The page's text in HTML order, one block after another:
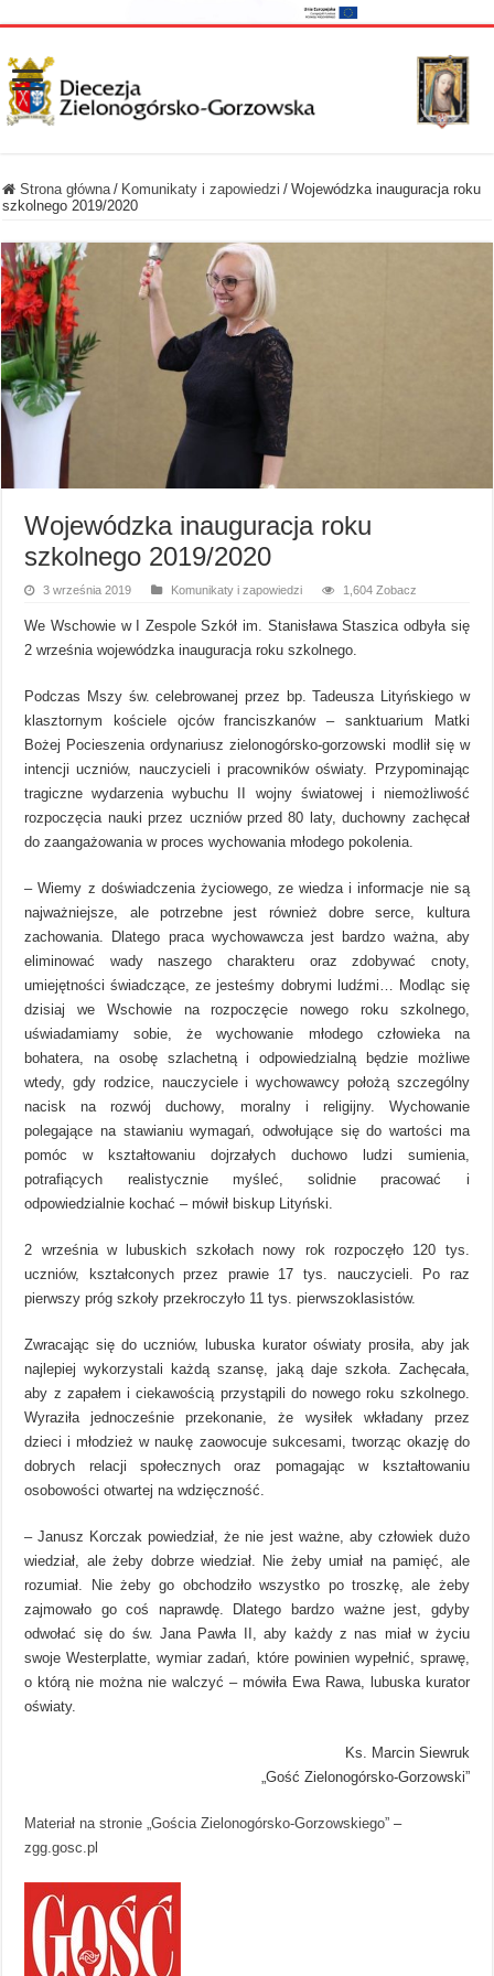
Strona główna / Komunikaty i zapowiedzi / Wojewódzka inauguracja roku
szkolnego 2019/2020
Wojewódzka inauguracja roku
szkolnego 2019/2020
3 września 2019 Komunikaty i zapowiedzi 1,604 Zobacz
We Wschowie w I Zespole Szkół im. Stanisława Staszica odbyła się
2 września wojewódzka inauguracja roku szkolnego.
Podczas Mszy św. celebrowanej przez bp. Tadeusza Lityńskiego w
klasztornym kościele ojców franciszkanów – sanktuarium Matki
Bożej Pocieszenia ordynariusz zielonogórsko-gorzowski modlił się w
intencji uczniów, nauczycieli i pracowników oświaty. Przypominając
tragiczne wydarzenia wybuchu II wojny światowej i niemożliwość
rozpoczęcia nauki przez uczniów przed 80 laty, duchowny zachęcał
do zaangażowania w proces wychowania młodego pokolenia.
– Wiemy z doświadczenia życiowego, ze wiedza i informacje nie są
najważniejsze, ale potrzebne jest również dobre serce, kultura
zachowania. Dlatego praca wychowawcza jest bardzo ważna, aby
eliminować wady naszego charakteru oraz zdobywać cnoty,
umiejętności świadczące, ze jesteśmy dobrymi ludźmi… Modląc się
dzisiaj we Wschowie na rozpoczęcie nowego roku szkolnego,
uświadamiamy sobie, że wychowanie młodego człowieka na
bohatera, na osobę szlachetną i odpowiedzialną będzie możliwe
wtedy, gdy rodzice, nauczyciele i wychowawcy położą szczególny
nacisk na rozwój duchowy, moralny i religijny. Wychowanie
polegające na stawianiu wymagań, odwołujące się do wartości ma
pomóc w kształtowaniu dojrzałych duchowo ludzi sumienia,
potrafiących realistycznie myśleć, solidnie pracować i
odpowiedzialnie kochać – mówił biskup Lityński.
2 września w lubuskich szkołach nowy rok rozpoczęło 120 tys.
uczniów, kształconych przez prawie 17 tys. nauczycieli. Po raz
pierwszy próg szkoły przekroczyło 11 tys. pierwszoklasistów.
Zwracając się do uczniów, lubuska kurator oświaty prosiła, aby jak
najlepiej wykorzystali każdą szansę, jaką daje szkoła. Zachęcała,
aby z zapałem i ciekawością przystąpili do nowego roku szkolnego.
Wyraziła jednocześnie przekonanie, że wysiłek wkładany przez
dzieci i młodzież w naukę zaowocuje sukcesami, tworząc okazję do
dobrych relacji społecznych oraz pomagając w kształtowaniu
osobowości otwartej na wdzięczność.
– Janusz Korczak powiedział, że nie jest ważne, aby człowiek dużo
wiedział, ale żeby dobrze wiedział. Nie żeby umiał na pamięć, ale
rozumiał. Nie żeby go obchodziło wszystko po troszkę, ale żeby
zajmowało go coś naprawdę. Dlatego bardzo ważne jest, gdyby
odwołać się do św. Jana Pawła II, aby każdy z nas miał w życiu
swoje Westerplatte, wymiar zadań, które powinien wypełnić, sprawę,
o którą nie można nie walczyć – mówiła Ewa Rawa, lubuska kurator
oświaty.
Ks. Marcin Siewruk
„Gość Zielonogórsko-Gorzowski”
Materiał na stronie „Gościa Zielonogórsko-Gorzowskiego” –
zgg.gosc.pl